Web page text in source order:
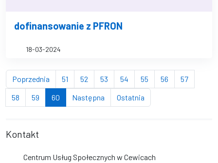
dofinansowanie z PFRON
18-03-2024
Poprzednia strona
51 strona
52 strona
53 strona
54 strona
55 strona
56 strona
57strona
58 strona
59 strona
60 (bieżąca strona)
Następna stronaOstatnia
Kontakt
Centrum Usług Społecznych w Cewicach